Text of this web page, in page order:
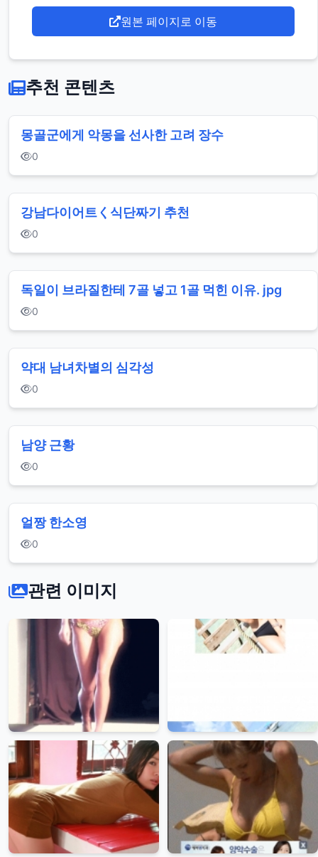
원본 페이지로 이동
추천 콘텐츠
몽골군에게 악몽을 선사한 고려 장수
0
강남다이어트く식단짜기 추천
0
독일이 브라질한테 7골 넣고 1골 먹힌 이유. jpg
0
약대 남녀차별의 심각성
0
남양 근황
0
얼짱 한소영
0
관련 이미지